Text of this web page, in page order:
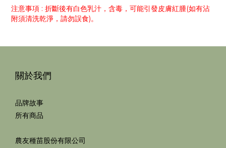
注意事項 : 折斷後有白色乳汁，含毒，可能引發皮膚紅腫(如有沾
附須清洗乾淨，請勿誤食)。
關於我們
品牌故事
所有商品
農友種苗股份有限公司